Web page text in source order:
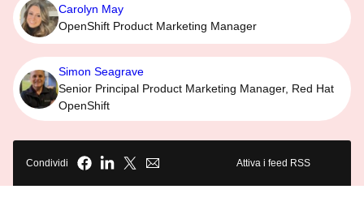
Carolyn May
OpenShift Product Marketing Manager
Simon Seagrave
Senior Principal Product Marketing Manager, Red Hat
OpenShift
Condividi Attiva i feed RSS